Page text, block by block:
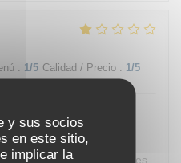
y sus socios
en este sitio,
implicar la
: 1/5 Calidad / Precio : 1/5
vous, nous avons
sommes vraiment pas
D’ailleurs nous sommes